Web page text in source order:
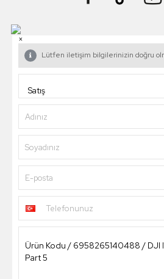
×
Lütfen iletişim bilgilerinizin doğru
Adınız
Soyadınız
E-posta
Telefonunuz